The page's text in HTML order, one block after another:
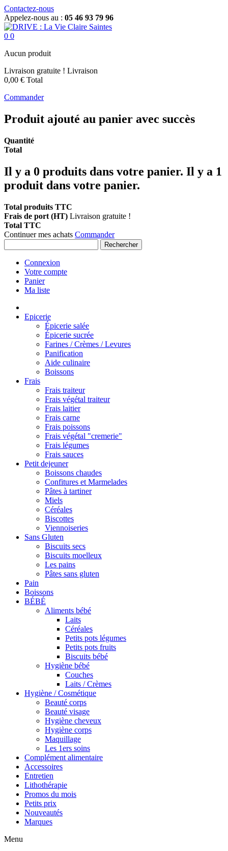
Contactez-nous
Appelez-nous au : 05 46 93 79 96
0 0
Aucun produit
Livraison gratuite ! Livraison
0,00 € Total
Commander
Produit ajouté au panier avec succès
Quantité
Total
Il y a 0 produits dans votre panier. Il y a 1
produit dans votre panier.
Total produits TTC
Frais de port (HT) Livraison gratuite !
Total TTC
Continuer mes achats Commander
Rechercher
Connexion
Votre compte
Panier
Ma liste
Epicerie
Épicerie salée
Épicerie sucrée
Farines / Crèmes / Levures
Panification
Aide culinaire
Boissons
Frais
Frais traiteur
Frais végétal traiteur
Frais laitier
Frais carne
Frais poissons
Frais végétal "cremerie"
Frais légumes
Frais sauces
Petit dejeuner
Boissons chaudes
Confitures et Marmelades
Pâtes à tartiner
Miels
Céréales
Biscottes
Viennoiseries
Sans Gluten
Biscuits secs
Biscuits moelleux
Les pains
Pâtes sans gluten
Pain
Boissons
BÉBÉ
Aliments bébé
Laits
Céréales
Petits pots légumes
Petits pots fruits
Biscuits bébé
Hygiène bébé
Couches
Laits / Crèmes
Hygiène / Cosmétique
Beauté corps
Beauté visage
Hygiène cheveux
Hygiène corps
Maquillage
Les 1ers soins
Complément alimentaire
Accessoires
Entretien
Lithothérapie
Promos du mois
Petits prix
Nouveautés
Marques
Menu